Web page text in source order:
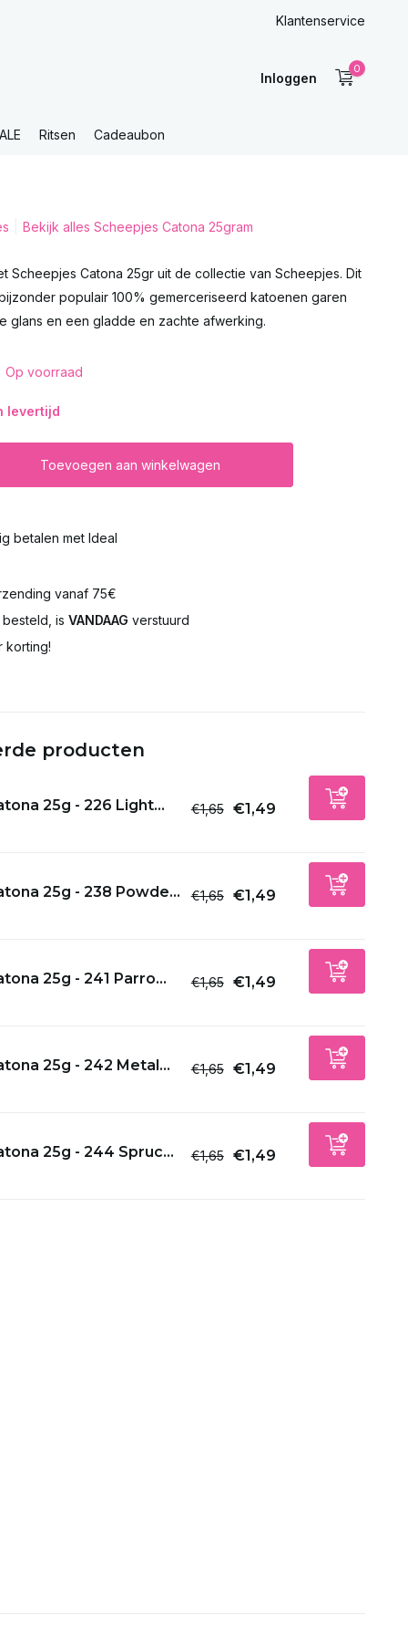
Klantenservice
Inloggen
0
Ritsen Cadeaubon
Bekijk alles Scheepjes Catona 25gram
Scheepjes Catona 25gr uit de collectie van Scheepjes. Dit
populair 100% gemerceriseerd katoenen garen
glans en een gladde en zachte afwerking.
Op voorraad
levertijd
Toevoegen aan winkelwagen
betalen met Ideal
vanaf 75€
besteld, is VANDAAG verstuurd
korting!
producten
25g - 226 Light... €1,65 €1,49
25g - 238 Powde... €1,65 €1,49
25g - 241 Parro... €1,65 €1,49
25g - 242 Metal... €1,65 €1,49
25g - 244 Spruc... €1,65 €1,49